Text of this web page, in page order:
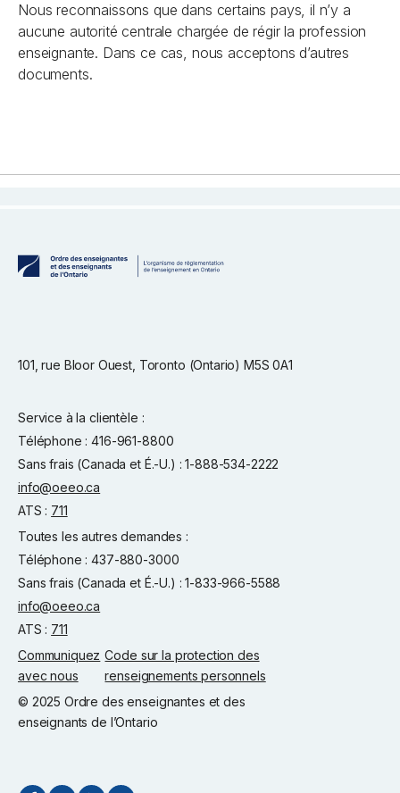
Nous reconnaissons que dans certains pays, il n’y a
aucune autorité centrale chargée de régir la profession
enseignante. Dans ce cas, nous acceptons d’autres
documents.
101, rue Bloor Ouest, Toronto (Ontario) M5S 0A1
Service à la clientèle :
Téléphone : 416-961-8800
Sans frais (Canada et É.-U.) : 1-888-534-2222
info@oeeo.ca
ATS : 711
Toutes les autres demandes :
Téléphone : 437-880-3000
Sans frais (Canada et É.-U.) : 1-833-966-5588
info@oeeo.ca
ATS : 711
Communiquez
avec nous
Code sur la protection des
renseignements personnels
© 2025 Ordre des enseignantes et des
enseignants de l’Ontario